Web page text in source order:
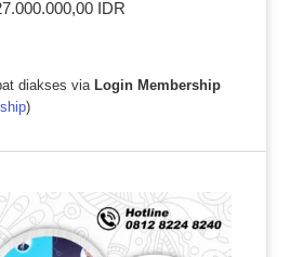
IDR
diakses via Login Membership
)